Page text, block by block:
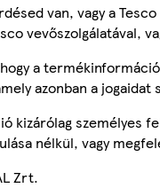
van, vagy a
vevőszolgálatával,
a
azonban a
kizárólag személyes
nélkül, vagy
Zrt.